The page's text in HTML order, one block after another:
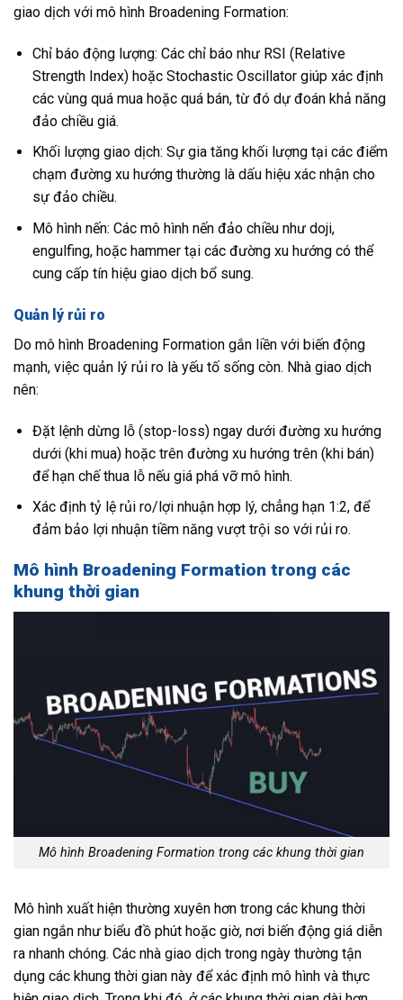
giao dịch với mô hình Broadening Formation:
Chỉ báo động lượng: Các chỉ báo như RSI (Relative
Strength Index) hoặc Stochastic Oscillator giúp xác định
các vùng quá mua hoặc quá bán, từ đó dự đoán khả năng
đảo chiều giá.
Khối lượng giao dịch: Sự gia tăng khối lượng tại các điểm
chạm đường xu hướng thường là dấu hiệu xác nhận cho
sự đảo chiều.
Mô hình nến: Các mô hình nến đảo chiều như doji,
engulfing, hoặc hammer tại các đường xu hướng có thể
cung cấp tín hiệu giao dịch bổ sung.
Quản lý rủi ro
Do mô hình Broadening Formation gắn liền với biến động
mạnh, việc quản lý rủi ro là yếu tố sống còn. Nhà giao dịch
nên:
Đặt lệnh dừng lỗ (stop-loss) ngay dưới đường xu hướng
dưới (khi mua) hoặc trên đường xu hướng trên (khi bán)
để hạn chế thua lỗ nếu giá phá vỡ mô hình.
Xác định tỷ lệ rủi ro/lợi nhuận hợp lý, chẳng hạn 1:2, để
đảm bảo lợi nhuận tiềm năng vượt trội so với rủi ro.
Mô hình Broadening Formation trong các
khung thời gian
Mô hình Broadening Formation trong các khung thời gian
Mô hình xuất hiện thường xuyên hơn trong các khung thời
gian ngắn như biểu đồ phút hoặc giờ, nơi biến động giá diễn
ra nhanh chóng. Các nhà giao dịch trong ngày thường tận
dụng các khung thời gian này để xác định mô hình và thực